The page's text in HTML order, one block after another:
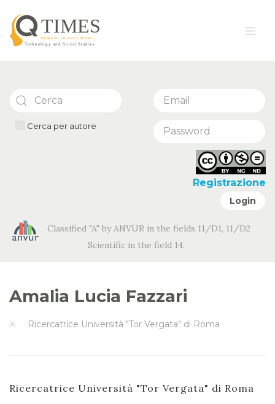
Cerca per autore
Registrazione
Login
Classified "A" by ANVUR in the fields 11/D1, 11/D2
Scientific in the field 14.
Amalia Lucia Fazzari
Ricercatrice Università "Tor Vergata" di Roma
Ricercatrice Università "Tor Vergata" di Roma